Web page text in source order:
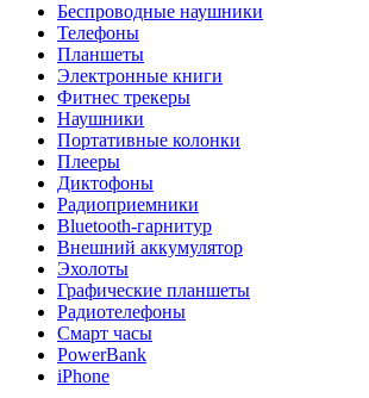
Беспроводные наушники
Телефоны
Планшеты
Электронные книги
Фитнес трекеры
Наушники
Портативные колонки
Плееры
Диктофоны
Радиоприемники
Bluetooth-гарнитур
Внешний аккумулятор
Эхолоты
Графические планшеты
Радиотелефоны
Смарт часы
PowerBank
iPhone